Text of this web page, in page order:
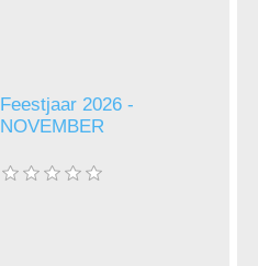
Feestjaar 2026 -
NOVEMBER